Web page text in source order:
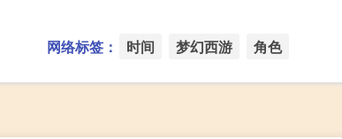
网络标签： 时间 梦幻西游 角色